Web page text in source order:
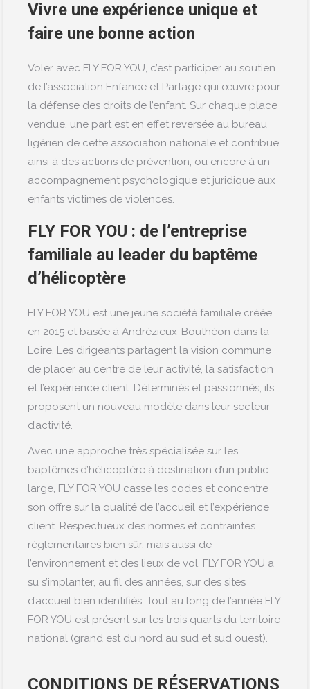
Vivre une expérience unique et
faire une bonne action
Voler avec FLY FOR YOU, c’est participer au soutien
de l’association Enfance et Partage qui œuvre pour
la défense des droits de l’enfant. Sur chaque place
vendue, une part est en effet reversée au bureau
ligérien de cette association nationale et contribue
ainsi à des actions de prévention, ou encore à un
accompagnement psychologique et juridique aux
enfants victimes de violences.
FLY FOR YOU : de l’entreprise
familiale au leader du baptême
d’hélicoptère
FLY FOR YOU est une jeune société familiale créée
en 2015 et basée à Andrézieux-Bouthéon dans la
Loire. Les dirigeants partagent la vision commune
de placer au centre de leur activité, la satisfaction
et l’expérience client. Déterminés et passionnés, ils
proposent un nouveau modèle dans leur secteur
d’activité.
Avec une approche très spécialisée sur les
baptêmes d’hélicoptère à destination d’un public
large, FLY FOR YOU casse les codes et concentre
son offre sur la qualité de l’accueil et l’expérience
client. Respectueux des normes et contraintes
règlementaires bien sûr, mais aussi de
l’environnement et des lieux de vol, FLY FOR YOU a
su s’implanter, au fil des années, sur des sites
d’accueil bien identifiés. Tout au long de l’année FLY
FOR YOU est présent sur les trois quarts du territoire
national (grand est du nord au sud et sud ouest).
CONDITIONS DE RÉSERVATIONS